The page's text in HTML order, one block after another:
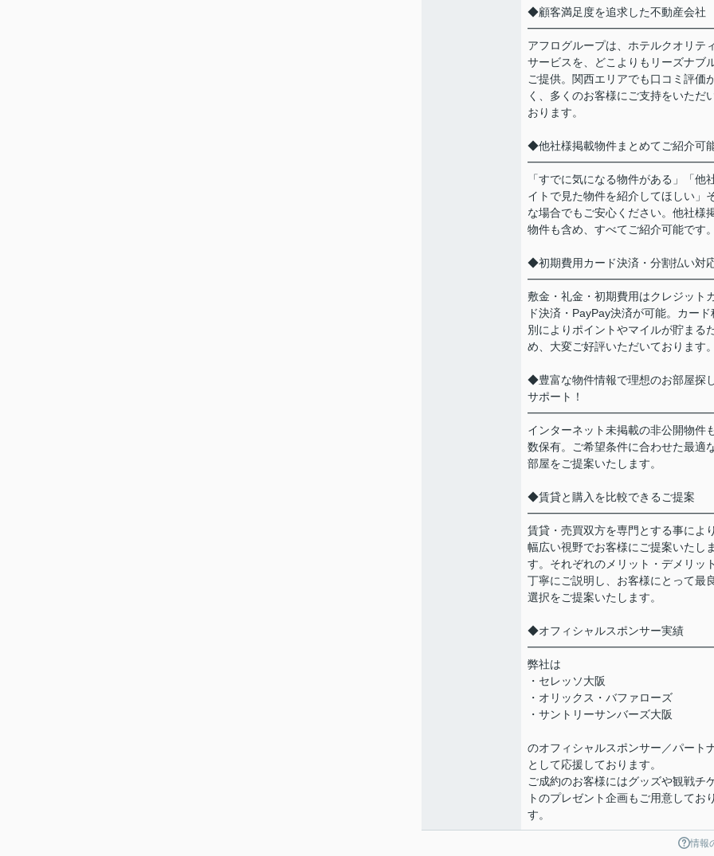
◆顧客満足度を追求した不動産会社
アフログループは、ホテルクオリテ
サービスを、どこよりもリーズナブ
ご提供。関西エリアでも口コミ評価
く、多くのお客様にご支持をいただ
おります。
◆他社様掲載物件まとめてご紹介可
「すでに気になる物件がある」「他
イトで見た物件を紹介してほしい」
な場合でもご安心ください。他社様
物件も含め、すべてご紹介可能です
◆初期費用カード決済・分割払い対
敷金・礼金・初期費用はクレジット
ド決済・PayPay決済が可能。カード
別によりポイントやマイルが貯まる
め、大変ご好評いただいております
◆豊富な物件情報で理想のお部屋探
サポート！
インターネット未掲載の非公開物件
数保有。ご希望条件に合わせた最適
部屋をご提案いたします。
◆賃貸と購入を比較できるご提案
賃貸・売買双方を専門とする事によ
幅広い視野でお客様にご提案いたし
す。それぞれのメリット・デメリッ
丁寧にご説明し、お客様にとって最
選択をご提案いたします。
◆オフィシャルスポンサー実績
弊社は
・セレッソ大阪
・オリックス・バファローズ
・サントリーサンバーズ大阪
のオフィシャルスポンサー／パート
として応援しております。
ご成約のお客様にはグッズや観戦チ
トのプレゼント企画もご用意してお
す。
情報